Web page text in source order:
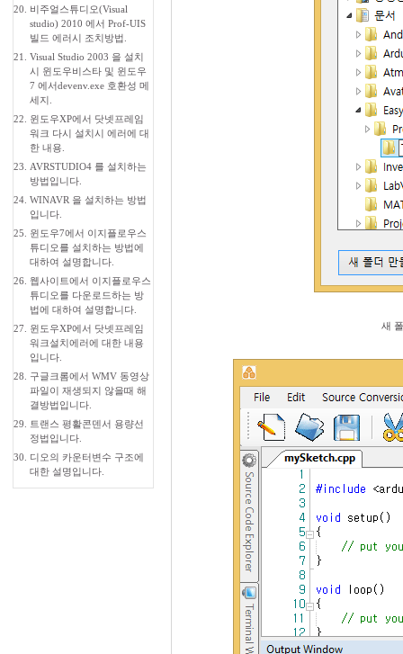
20. 비주얼스튜디오(Visual
studio) 2010 에서 Prof-UIS
빌드 에러시 조치방법.
21. Visual Studio 2003 을 설치
시 윈도우비스타 및 윈도우
7 에서devenv.exe 호환성 메
세지.
22. 윈도우XP에서 닷넷프레임
워크 다시 설치시 에러에 대
한 내용.
23. AVRSTUDIO4 를 설치하는
방법입니다.
24. WINAVR 을 설치하는 방법
입니다.
25. 윈도우7에서 이지플로우스
튜디오를 설치하는 방법에
대하여 설명합니다.
26. 웹사이트에서 이지플로우스
튜디오를 다운로드하는 방
법에 대하여 설명합니다.
27. 윈도우XP에서 닷넷프레임
워크설치에러에 대한 내용
입니다.
28. 구글크롬에서 WMV 동영상
파일이 재생되지 않을때 해
결방법입니다.
29.
트랜스 평활콘덴서 용량선
정법입니다.
30. 디오의 카운터변수 구조에
대한 설명입니다.
새